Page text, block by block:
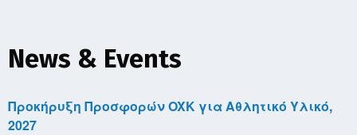
News & Events
Προκήρυξη Προσφορών OXK για Αθλητικό Υλικό,
2027